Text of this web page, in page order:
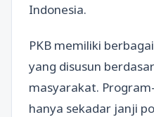
Indonesia.
PKB memiliki
yang disusun
masyarakat.
hanya sekadar janji